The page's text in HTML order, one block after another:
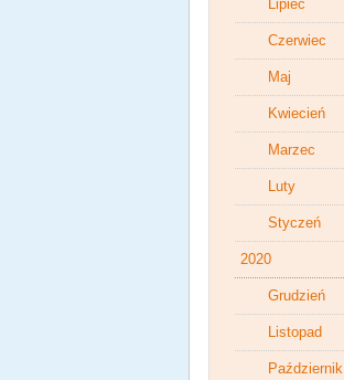
Lipiec
Czerwiec
Maj
Kwiecień
Marzec
Luty
Styczeń
2020
Grudzień
Listopad
Październik